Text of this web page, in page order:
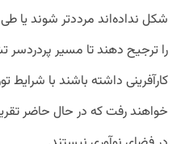
شکل نداده‌اند مرددتر شوند یا
را ترجیح دهند تا مسیر پردردسر
کارآفرینی داشته باشند با
خواهند رفت که در حال حاضر